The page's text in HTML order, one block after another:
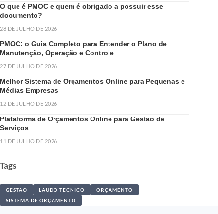
O que é PMOC e quem é obrigado a possuir esse
documento?
28 DE JULHO DE 2026
PMOC: o Guia Completo para Entender o Plano de
Manutenção, Operação e Controle
27 DE JULHO DE 2026
Melhor Sistema de Orçamentos Online para Pequenas e
Médias Empresas
12 DE JULHO DE 2026
Plataforma de Orçamentos Online para Gestão de
Serviços
11 DE JULHO DE 2026
Tags
GESTÃO LAUDO TÉCNICO
ORÇAMENTO
SISTEMA DE ORÇAMENTO